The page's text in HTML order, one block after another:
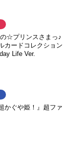
の☆プリンスさまっ♪
カードコレクション
Life Ver.
かぐや姫！』超ファ